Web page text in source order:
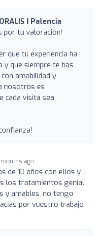
| Palencia
por tu valoración!
que tu experiencia ha
y que siempre te has
amabilidad y
nosotros es
cada visita sea
ago
de 10 años con ellos y
los tratamientos genial,
y amables, no tengo
por vuestro trabajo